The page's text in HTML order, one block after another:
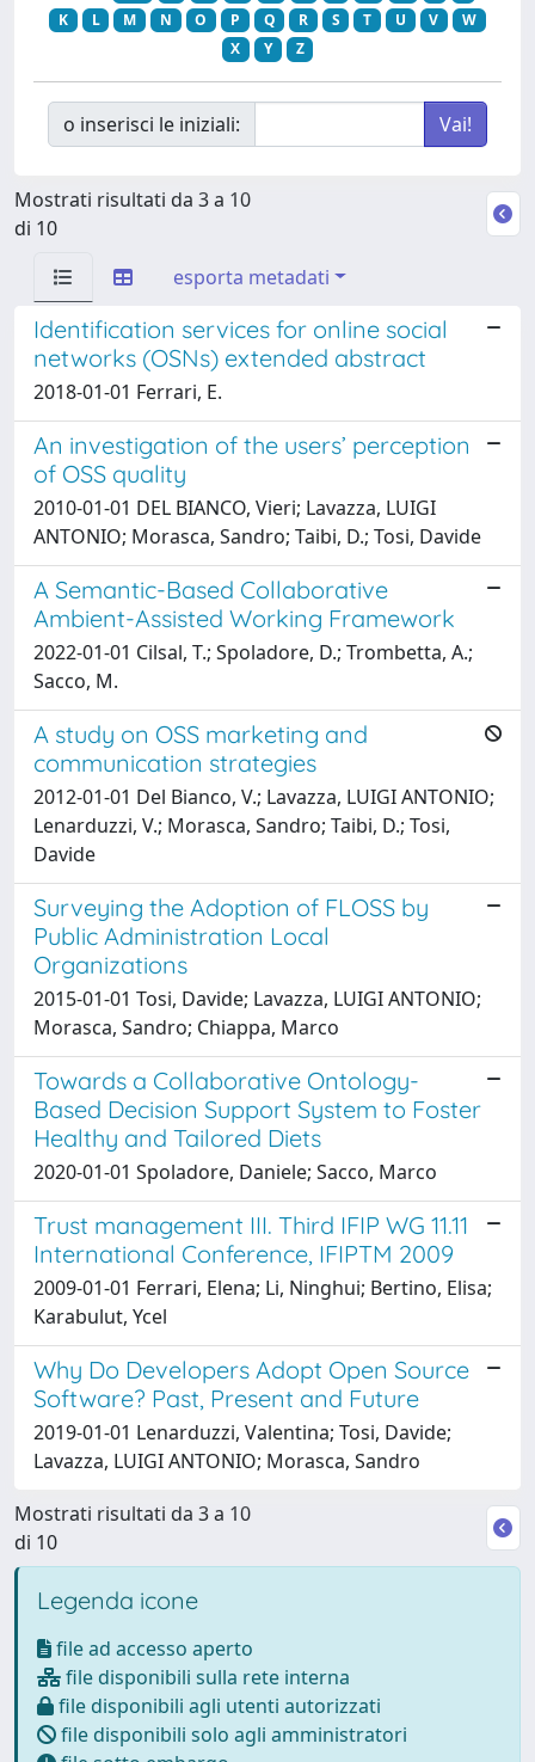
K
L M N O P Q R S T U V
W
X
Y Z
o inserisci le iniziali:
Mostrati risultati da 3 a 10
di 10
esporta metadati
Identification services for online social
networks (OSNs) extended abstract
2018-01-01 Ferrari, E.
An investigation of the users’ perception
of OSS quality
2010-01-01 DEL BIANCO, Vieri; Lavazza, LUIGI
ANTONIO; Morasca, Sandro; Taibi, D.; Tosi, Davide
A Semantic-Based Collaborative
Ambient-Assisted Working Framework
2022-01-01 Cilsal, T.; Spoladore, D.; Trombetta, A.;
Sacco, M.
A study on OSS marketing and
communication strategies
2012-01-01 Del Bianco, V.; Lavazza, LUIGI ANTONIO;
Lenarduzzi, V.; Morasca, Sandro; Taibi, D.; Tosi,
Davide
Surveying the Adoption of FLOSS by
Public Administration Local
Organizations
2015-01-01 Tosi, Davide; Lavazza, LUIGI ANTONIO;
Morasca, Sandro; Chiappa, Marco
Towards a Collaborative Ontology-
Based Decision Support System to Foster
Healthy and Tailored Diets
2020-01-01 Spoladore, Daniele; Sacco, Marco
Trust management III. Third IFIP WG 11.11
International Conference, IFIPTM 2009
2009-01-01 Ferrari, Elena; Li, Ninghui; Bertino, Elisa;
Karabulut, Ycel
Why Do Developers Adopt Open Source
Software? Past, Present and Future
2019-01-01 Lenarduzzi, Valentina; Tosi, Davide;
Lavazza, LUIGI ANTONIO; Morasca, Sandro
Mostrati risultati da 3 a 10
di 10
Legenda icone
file ad accesso aperto
file disponibili sulla rete interna
file disponibili agli utenti autorizzati
file disponibili solo agli amministratori